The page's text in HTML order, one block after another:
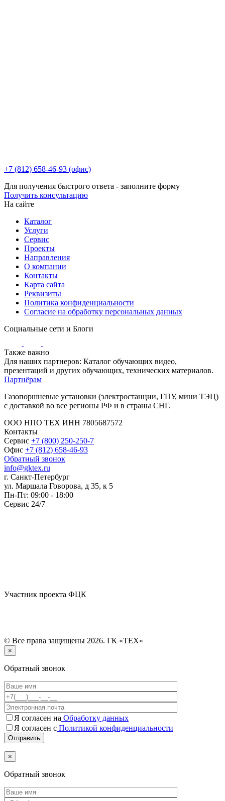
+7 (812) 658-46-93 (офис)
Для получения быстрого ответа - заполните форму
Получить консультацию
На сайте
Каталог
Услуги
Сервис
Проекты
Направления
О компании
Контакты
Карта сайта
Реквизиты
Политика конфиденциальности
Согласие на обработку персональных данных
Социальные сети и Блоги
Также важно
Для наших партнеров: Каталог обучающих видео,
презентаций и других обучающих, технических материалов.
Партнёрам
Газопоршневые установки (электростанции, ГПУ, мини ТЭЦ)
с доставкой во все регионы РФ и в страны СНГ.
ООО НПО ТЕХ ИНН 7805687572
Контакты
Сервис +7 (800) 250-250-7
Офис +7 (812) 658-46-93
Обратный звонок
info@gktex.ru
г. Санкт-Петербург
ул. Маршала Говорова, д 35, к 5
Пн-Пт: 09:00 - 18:00
Сервис 24/7
Участник проекта ФЦК
© Все права защищены 2026. ГК «ТЕХ»
×
Обратный звонок
Я согласен на Обработку данных
Я согласен с Политикой конфиденциальности
×
Обратный звонок